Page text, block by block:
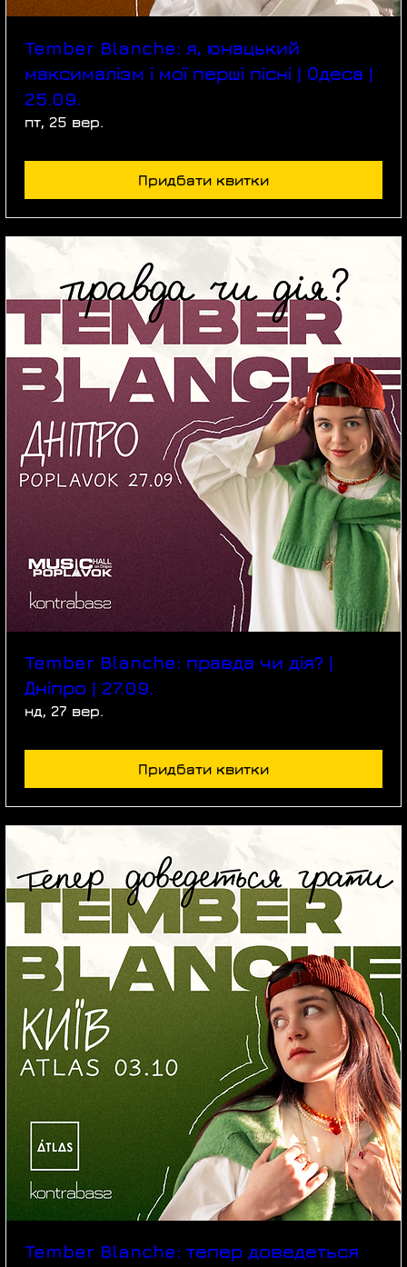
Tember Blanche: я, юнацький
максималізм і мої перші пісні | Одеса |
25.09.
пт, 25 вер.
Придбати квитки
Tember Blanche: правда чи дія? |
Дніпро | 27.09.
нд, 27 вер.
Придбати квитки
Tember Blanche: тепер доведеться